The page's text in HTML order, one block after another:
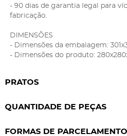
- 90 dias de garantia legal para
fabricação.
DIMENSÕES
- Dimensões da embalagem:
- Dimensões do produto:
PRATOS
QUANTIDADE DE PEÇAS
FORMAS DE PARCELAMENTO